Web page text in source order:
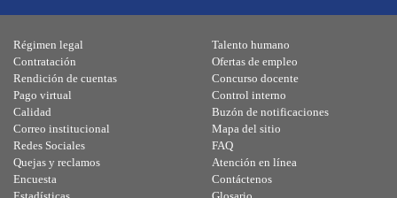
Régimen legal
Contratación
Rendición de cuentas
Pago virtual
Calidad
Talento humano
Ofertas de empleo
Concurso docente
Control interno
Buzón de notificaciones
Correo institucional
Redes Sociales
Quejas y reclamos
Encuesta
Mapa del sitio
FAQ
Atención en línea
Contáctenos